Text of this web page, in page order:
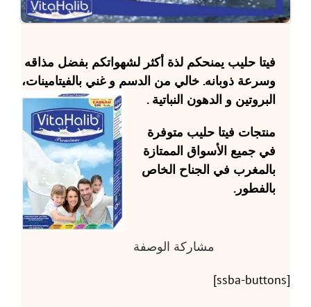
فيتا حليب يمنحكم لذة أكثر لشهواتكم بفضل مذاقه
وسرعة ذوبانه. خالي من الدسم و غني بالفيتامينات،
البروتين و الدهون النباتية .
منتجات فيتا حليب متوفرة
في جميع الأسواق الممتازة
بالمغرب في الجناح الخاص
بالفطور.
مشاركة الوصفة
[ssba-buttons]